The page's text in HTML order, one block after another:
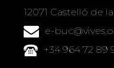
12071 Castelló de
e-
+34 964 72 89